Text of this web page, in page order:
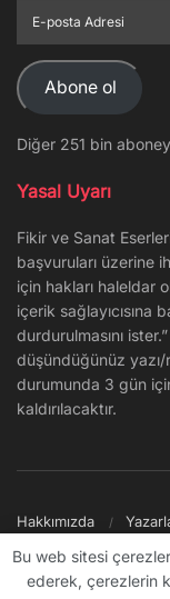
posta
Adresi
Abone ol
Diğer 251 bin
Yasal Uyarı
Fikir ve Sanat
başvuruları üzerine
için hakları haleldar
içerik sağlayıcısına
durdurulmasını
düşündüğünüz
durumunda 3 gün
kaldırılacaktır.
Hakkımızda
© 2009 - ∞ Sanal
Bu web sitesi
ederek, çerezlerin